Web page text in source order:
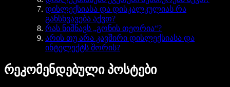
დისლექსიასა და დისკალკულიას რა
განსხვავება აქვთ?
რას ნიშნავს „გონის თეორია“?
არის თუ არა კავშირი დისლექსიასა და
ინტელექტს შორის?
რეკომენდებული პოსტები